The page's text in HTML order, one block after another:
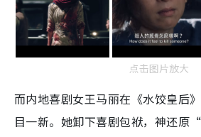
点击图片放大
而内地喜剧女王马丽在《水饺皇后
目一新。她卸下喜剧包袱，神还